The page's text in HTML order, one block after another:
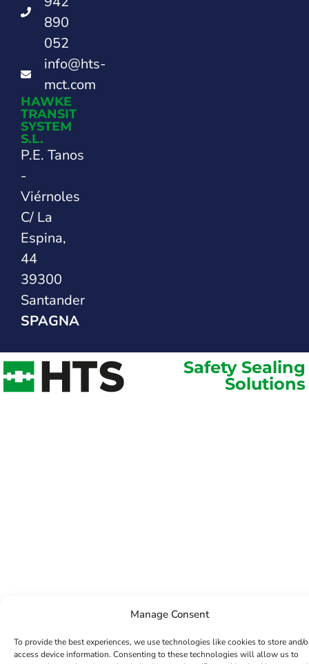
Manage Consent
To provide the best experiences, we use technologies like cookies to store and/
access device information. Consenting to these technologies will allow us to
890
052
info@hts-
mct.com
HAWKE
TRANSIT
SYSTEM
S.L.
P.E. Tanos
-
Viérnoles
C/ La
Espina,
44
39300
Santander
SPAGNA
Safety Sealing
Solutions